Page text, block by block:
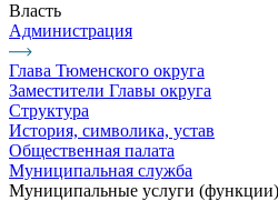
Власть
Администрация
Глава Тюменского округа
Заместители Главы округа
Структура
История, символика, устав
Общественная палата
Муниципальная служба
Муниципальные услуги (функции)